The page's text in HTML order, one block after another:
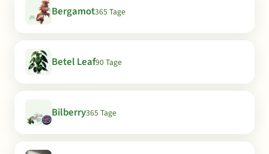
Bergamot365 Tage
Betel Leaf90 Tage
Bilberry365 Tage